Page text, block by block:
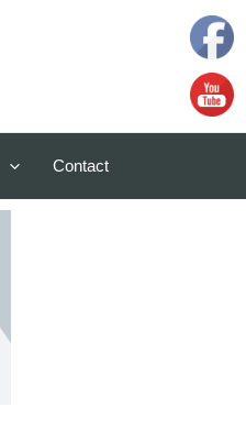
Contact